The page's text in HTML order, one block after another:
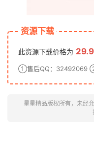
资源下载
此资源下载价格为 29.9
①售后QQ：32492069
星星精品版权所有，未经允